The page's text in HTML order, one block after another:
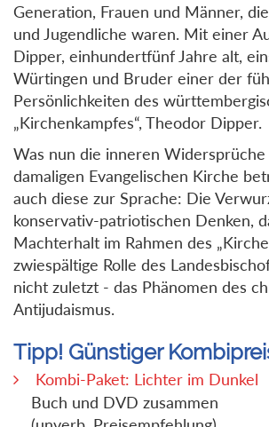
Generation, Frauen und Männer,
und Jugendliche waren. Mit einer
Dipper, einhundertfünf Jahre alt,
Würtingen und Bruder einer der
Persönlichkeiten des
„Kirchenkampfes“, Theodor Dipper.
Was nun die inneren
damaligen Evangelischen Kirche
auch diese zur Sprache: Die
konservativ-patriotischen Denken,
Machterhalt im Rahmen des
zwiespältige Rolle des
nicht zuletzt - das Phänomen des
Antijudaismus.
Tipp! Günstiger
Kombi-Paket: Lichter im Dunkel
Buch und DVD zusammen